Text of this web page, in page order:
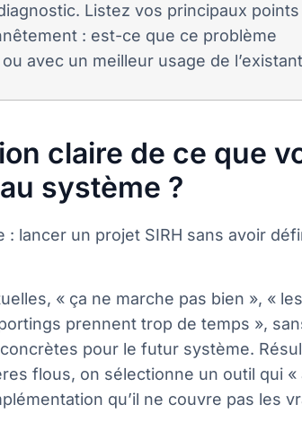
Listez vos principaux points
: est-ce que ce problème
avec un meilleur usage de
claire de ce que
système ?
: lancer un projet SIRH sans avoir
« ça ne marche pas bien », « les
prennent trop de temps »,
pour le futur système.
flous, on sélectionne un outil qui «
qu’il ne couvre pas les